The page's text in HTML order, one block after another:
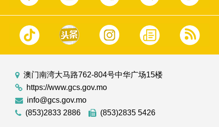
澳门南湾大马路762-804号中华广场15楼
https://www.gcs.gov.mo
info@gcs.gov.mo
(853)2833 2886
(853)2835 5426